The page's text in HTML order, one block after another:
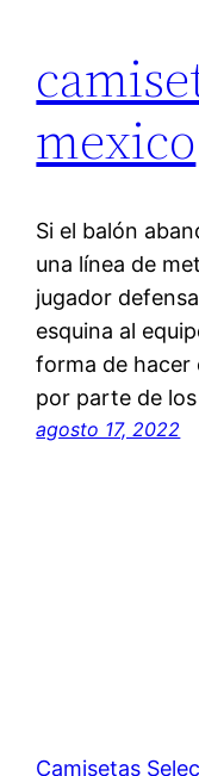
mexico
Si el balón
una línea de
jugador
esquina al
forma de hacer
por parte de
agosto 17, 2022
Camisetas